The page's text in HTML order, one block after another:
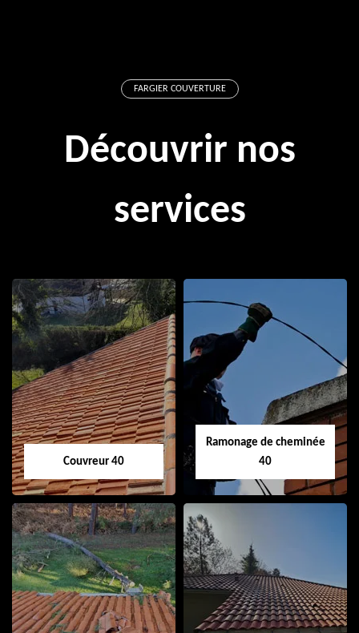
FARGIER COUVERTURE
Découvrir nos
services
Couvreur 40
Couvreur 40
Ramonage de cheminée
40
Ramonage de
cheminée 40